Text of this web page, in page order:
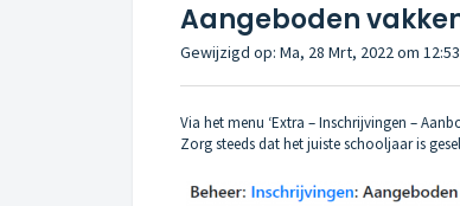
Aangeboden
Gewijzigd op: Ma, 28 Mrt, 2022 om
Via het menu ‘Extra – Inschrijvingen –
Zorg steeds dat het juiste schooljaar is